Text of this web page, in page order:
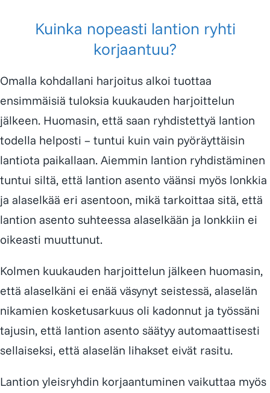
Kuinka nopeasti lantion ryhti
korjaantuu?
Omalla kohdallani harjoitus alkoi tuottaa
ensimmäisiä tuloksia kuukauden harjoittelun
jälkeen. Huomasin, että saan ryhdistettyä lantion
todella helposti – tuntui kuin vain pyöräyttäisin
lantiota paikallaan. Aiemmin lantion ryhdistäminen
tuntui siltä, että lantion asento väänsi myös lonkkia
ja alaselkää eri asentoon, mikä tarkoittaa sitä, että
lantion asento suhteessa alaselkään ja lonkkiin ei
oikeasti muuttunut.
Kolmen kuukauden harjoittelun jälkeen huomasin,
että alaselkäni ei enää väsynyt seistessä, alaselän
nikamien kosketusarkuus oli kadonnut ja työssäni
tajusin, että lantion asento säätyy automaattisesti
sellaiseksi, että alaselän lihakset eivät rasitu.
Lantion yleisryhdin korjaantuminen vaikuttaa myös